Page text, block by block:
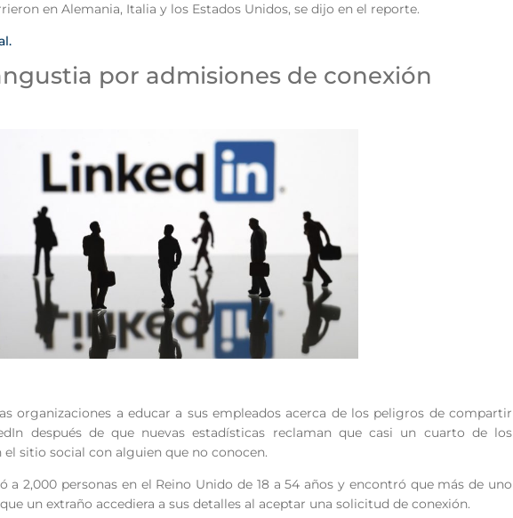
en Alemania, Italia y los Estados Unidos, se dijo en el reporte.
por admisiones de conexión
organizaciones a educar a sus empleados acerca de los peligros de compartir
después de que nuevas estadísticas reclaman que casi un cuarto de los
sitio social con alguien que no conocen.
a 2,000 personas en el Reino Unido de 18 a 54 años y encontró que más de uno
un extraño accediera a sus detalles al aceptar una solicitud de conexión.